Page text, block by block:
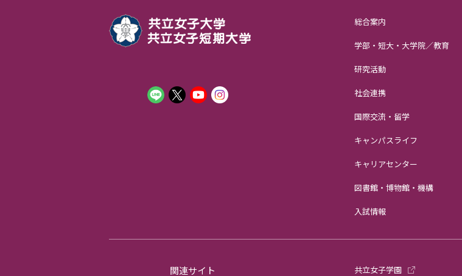
総合案内
学部・短大・大学院／教育
研究活動
社会連携
国際交流・留学
キャンパスライフ
キャリアセンター
図書館・博物館・機構
入試情報
関連サイト 共立女子学園